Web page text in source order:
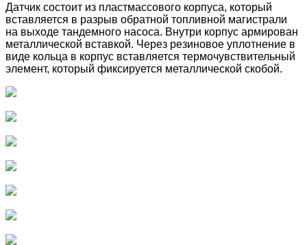
Датчик состоит из пластмассового корпуса, который
вставляется в разрыв обратной топливной магистрали
на выходе тандемного насоса. Внутри корпус армирован
металлической вставкой. Через резиновое уплотнение в
виде кольца в корпус вставляется термочувствительный
элемент, который фиксируется металлической скобой.